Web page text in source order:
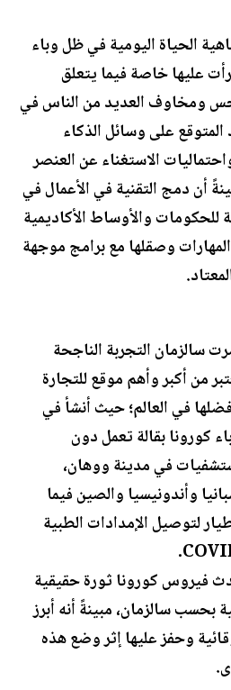
الحياة اليومية في ظل وباء
عليها خاصة فيما يتعلق
ومخاوف العديد من الناس في
على وسائل الذكاء
الاستغناء عن العنصر
أن دمج التقنية في الأعمال في
للحكومات والأوساط الأكاديمية
وصقلها مع برامج موجهة
سالزمان التجربة الناجحة
من أكبر وأهم موقع للتجارة
في العالم؛ حيث أنشأ في
كورونا بقالة تعمل دون
في مدينة ووهان،
وأندونيسيا والصين فيما
لتوصيل الإمدادات الطبية
فيروس كورونا ثورة حقيقية
بحسب سالزمان، مبينةً أنه أبرز
وحفز عليها إثر وضع هذه